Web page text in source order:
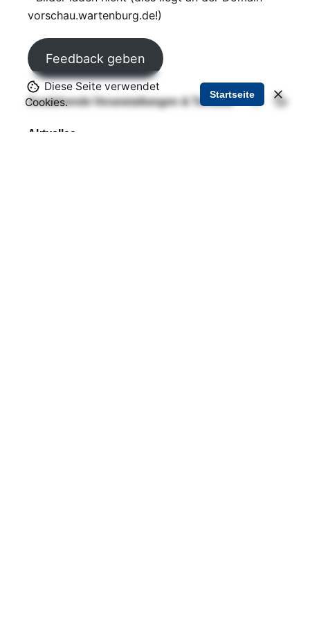
vorschau.wartenburg.de!)
Feedback geben
Anstehende Veranstaltungen & Termine
Aktuelles
Diese Seite verwendet
Cookies.
Startseite